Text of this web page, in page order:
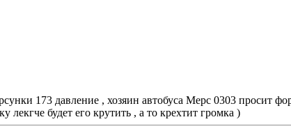
173 давление , хозяин автобуса Мерс 0303 просит
лекгче будет его крутить , а то крехтит громка )